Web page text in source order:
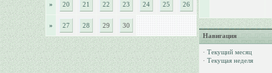
» 20 21 22 23 24 25 26
» 27 28 29 30
Навигация
· Текущий месяц
· Текущая неделя